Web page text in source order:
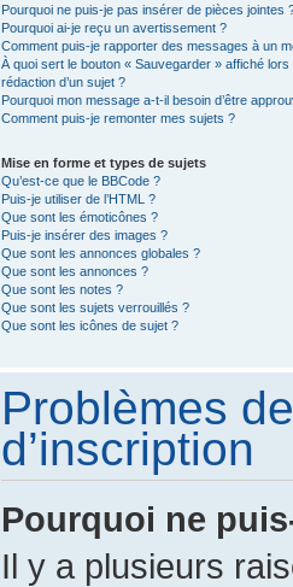
Pourquoi ne puis-je pas insérer de pièces jointes
Pourquoi ai-je reçu un avertissement ?
Comment puis-je rapporter des messages à un
À quoi sert le bouton « Sauvegarder » affiché lors
rédaction d’un sujet ?
Pourquoi mon message a-t-il besoin d’être
Comment puis-je remonter mes sujets ?
Mise en forme et types de sujets
Qu’est-ce que le BBCode ?
Puis-je utiliser de l’HTML ?
Que sont les émoticônes ?
Puis-je insérer des images ?
Que sont les annonces globales ?
Que sont les annonces ?
Que sont les notes ?
Que sont les sujets verrouillés ?
Que sont les icônes de sujet ?
Problèmes
d’inscription
Pourquoi ne
Il y a plusieurs